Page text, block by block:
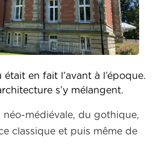
était en fait l’avant à l’époque.
s’y mélangent.
néo-médiévale, du gothique,
classique et puis même de